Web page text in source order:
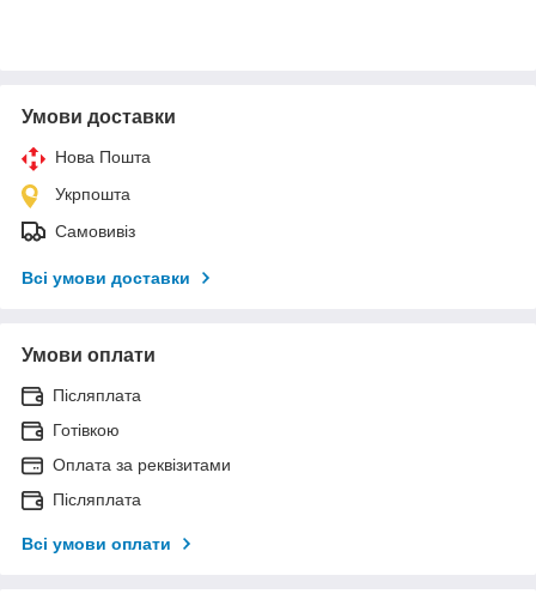
Умови доставки
Нова Пошта
Укрпошта
Самовивіз
Всі умови доставки
Умови оплати
Післяплата
Готівкою
Оплата за реквізитами
Післяплата
Всі умови оплати